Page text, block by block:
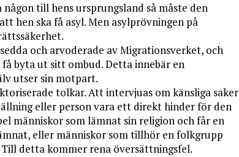
till hens ursprungsland så måste den
hen ska få asyl. Men asylprövningen på
och arvoderade av Migrationsverket, och
byta ut sitt ombud. Detta innebär en
utser sin motpart.
tolkar. Att intervjuas om känsliga saker
eller person vara ett direkt hinder för den
människor som lämnat sin religion och får en
eller människor som tillhör en folkgrupp
detta kommer rena översättningsfel.